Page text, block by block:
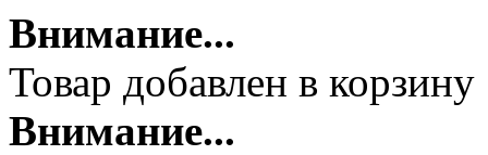
Внимание...
Товар добавлен в корзину
Внимание...